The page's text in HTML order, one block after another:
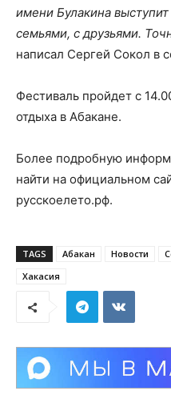
имени Булакина
семьями, с друзьями.
написал Сергей Сокол в
Фестиваль пройдет с
отдыха в Абакане.
Более подробную
найти на официальном
русскоелето.рф.
TAGS Абакан Новости
Хакасия